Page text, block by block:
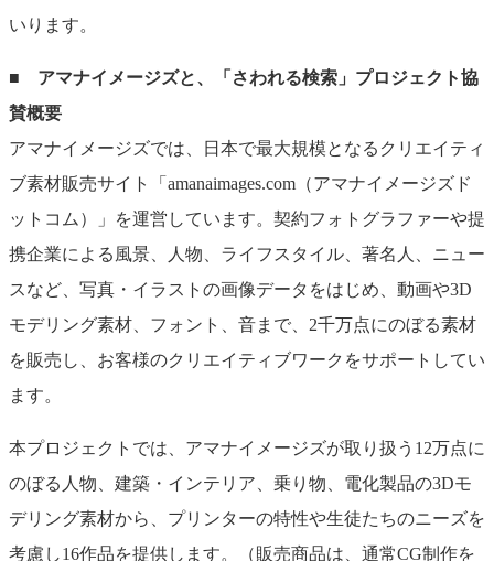
いります。
■ アマナイメージズと、「さわれる検索」プロジェクト協
賛概要
アマナイメージズでは、日本で最大規模となるクリエイティ
ブ素材販売サイト「amanaimages.com（アマナイメージズド
ットコム）」を運営しています。契約フォトグラファーや提
携企業による風景、人物、ライフスタイル、著名人、ニュー
スなど、写真・イラストの画像データをはじめ、動画や3D
モデリング素材、フォント、音まで、2千万点にのぼる素材
を販売し、お客様のクリエイティブワークをサポートしてい
ます。
本プロジェクトでは、アマナイメージズが取り扱う12万点に
のぼる人物、建築・インテリア、乗り物、電化製品の3Dモ
デリング素材から、プリンターの特性や生徒たちのニーズを
考慮し16作品を提供します。（販売商品は、通常CG制作を